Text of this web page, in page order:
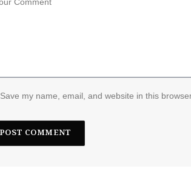
Save my name, email, and website in this